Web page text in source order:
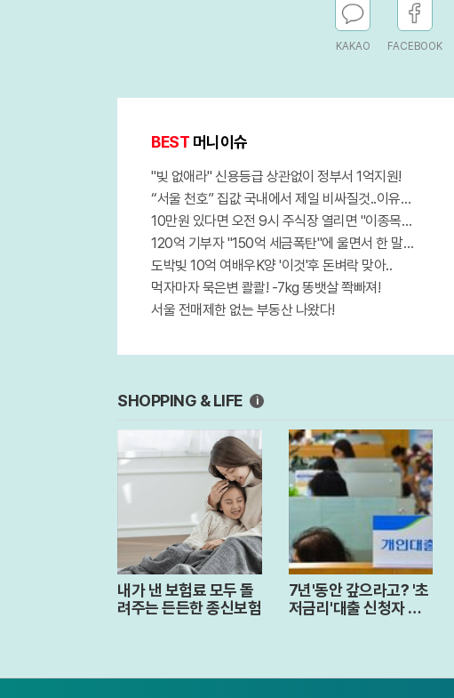
KAKAO FACEBOOK
BEST 머니이슈
"빚 없애라" 신용등급 상관없이 정부서 1억지원!
“서울 천호” 집값 국내에서 제일 비싸질것..이유는?
10만원 있다면 오전 9시 주식장 열리면 "이종목" 바
120억 기부자 "150억 세금폭탄"에 울면서 한 말이..!
도박빚 10억 여배우K양 '이것'후 돈벼락 맞아..
먹자마자 묵은변 콸콸! -7kg 똥뱃살 쫙빠져!
서울 전매제한 없는 부동산 나왔다!
SHOPPING & LIFE i
내가 낸 보험료 모두 돌
려주는 든든한 종신보험
7년'동안 갚으라고? '초
저금리'대출 신청자 몰